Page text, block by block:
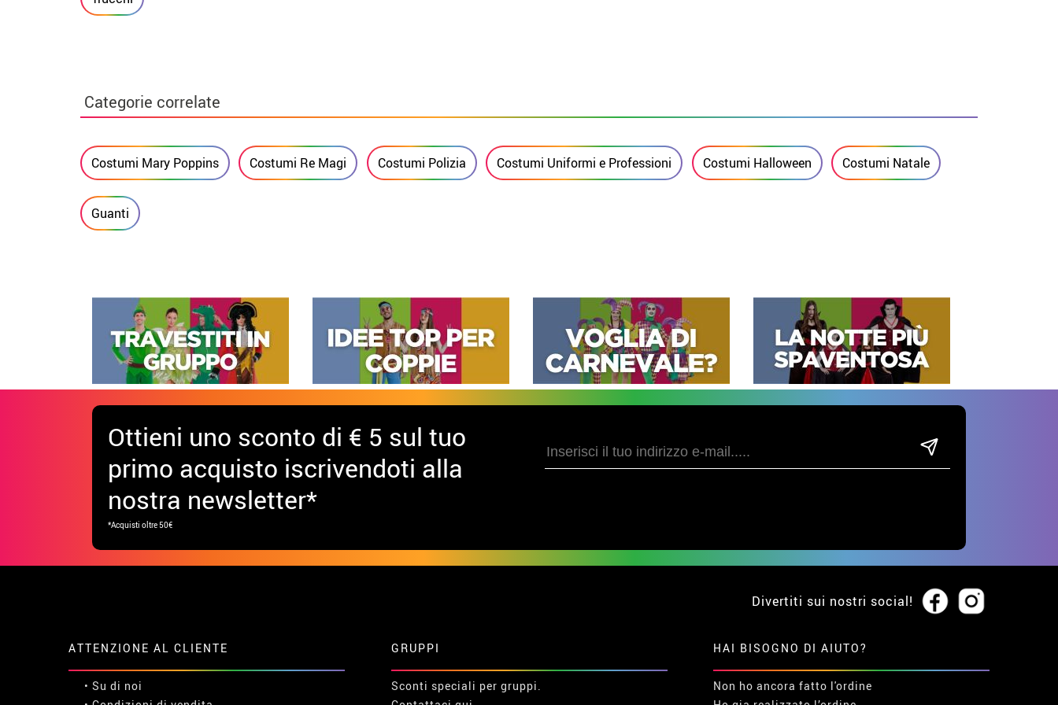
Categorie correlate
Costumi Mary Poppins Costumi Re Magi Costumi Polizia Costumi Uniformi e Professioni Costumi Halloween Costumi Natale
Guanti
Ottieni uno sconto di € 5 sul tuo
primo acquisto iscrivendoti alla
nostra newsletter*
*Acquisti oltre 50€
Divertiti sui nostri social!
ATTENZIONE AL CLIENTE
• Su di noi
GRUPPI
Sconti speciali per gruppi.
HAI BISOGNO DI AIUTO?
Non ho ancora fatto l'ordine